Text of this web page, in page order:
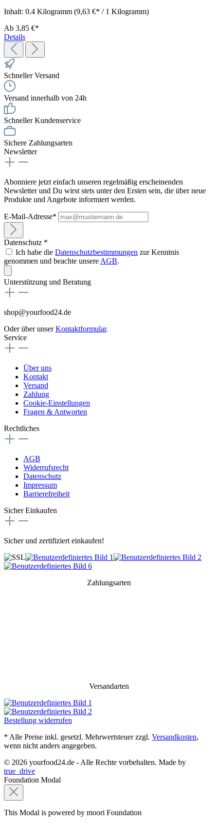
Inhalt: 0.4 Kilogramm (9,63 €* / 1 Kilogramm)
Ab 3,85 €*
Details
Schneller Versand
Versand innerhalb von 24h
Schneller Kundenservice
Sichere Zahlungsarten
Newsletter
Abonniere jetzt einfach unseren regelmäßig erscheinenden
Newsletter und Du wirst stets unter den Ersten sein, die über neue
Produkte und Angebote informiert werden.
E-Mail-Adresse*
Datenschutz *
Ich habe die Datenschutzbestimmungen zur Kenntnis
genommen und beachte unsere AGB.
Unterstützung und Beratung
shop@yourfood24.de
Oder über unserKontaktformular.
Service
Über uns
Kontakt
Versand
Zahlung
Cookie-Einstellungen
Fragen & Antworten
Rechtliches
AGB
Widerrufsrecht
Datenschutz
Impressum
Barrierefreiheit
Sicher Einkaufen
Sicher und zertifiziert einkaufen!
Zahlungsarten
Versandarten
Bestellung widerrufen
* Alle Preise inkl. gesetzl. Mehrwertsteuer zzgl. Versandkosten,
wenn nicht anders angegeben.
© 2026 yourfood24.de - Alle Rechte vorbehalten. Made by
true_drive
Foundation Modal
This Modal is powered by moori Foundation